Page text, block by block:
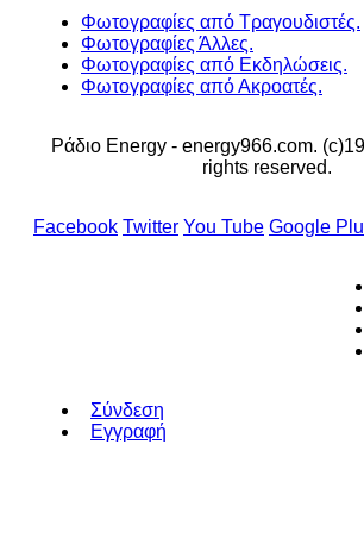
Φωτογραφίες από Τραγουδιστές.
Φωτογραφίες Άλλες.
Φωτογραφίες από Εκδηλώσεις.
Φωτογραφίες από Ακροατές.
Ράδιο Energy - energy966.com.
rights reserved.
Facebook Twitter You Tube Google
Σύνδεση
Εγγραφή